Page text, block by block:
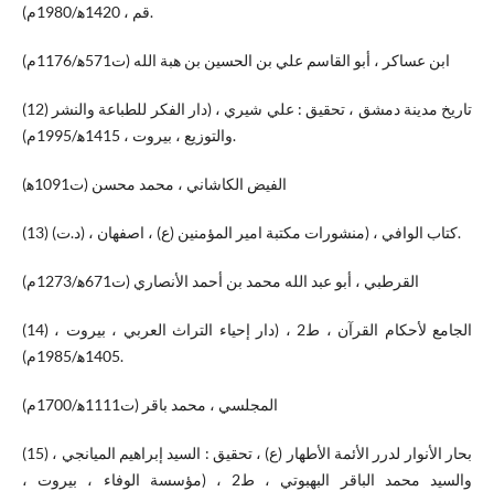
قم ، 1420ه‍/1980م).
ابن عساكر ، أبو القاسم علي بن الحسين بن هبة الله (ت571ه‍/1176م)
(12) تاريخ مدينة دمشق ، تحقيق : علي شيري ، (دار الفكر للطباعة والنشر
والتوزيع ، بيروت ، 1415ه‍/1995م).
الفيض الكاشاني ، محمد محسن (ت1091ه‍)
(13) كتاب الوافي ، (منشورات مكتبة امير المؤمنين (ع) ، اصفهان ، (د.ت).
القرطبي ، أبو عبد الله محمد بن أحمد الأنصاري (ت671ه‍/1273م)
(14) الجامع لأحكام القرآن ، ط2 ، (دار إحياء التراث العربي ، بيروت ،
1405ه‍/1985م).
المجلسي ، محمد باقر (ت1111ه‍/1700م)
(15) بحار الأنوار لدرر الأئمة الأطهار (ع) ، تحقيق : السيد إبراهيم الميانجي ،
والسيد محمد الباقر البهبوتي ، ط2 ، (مؤسسة الوفاء ، بيروت ،